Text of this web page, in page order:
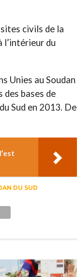
civils de la
l’intérieur du
Unies au Soudan
bases de
Sud en 2013. De
DU SUD